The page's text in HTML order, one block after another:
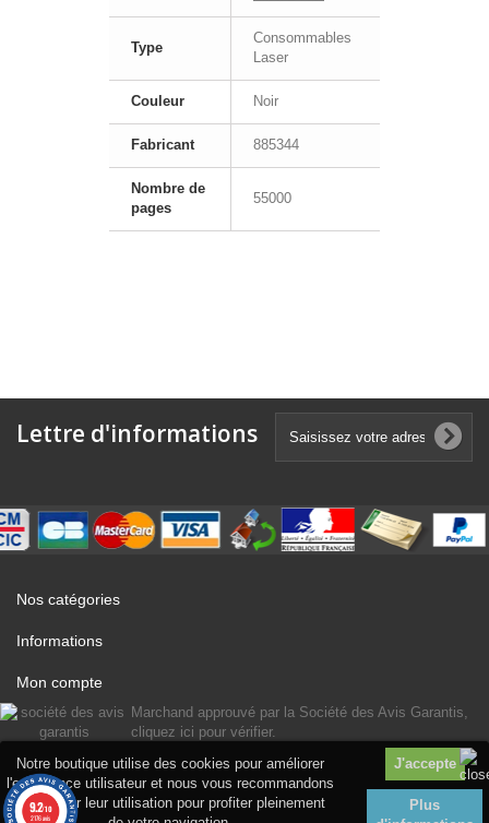
Notre boutique utilise des cookies pour améliorer
l'expérience utilisateur et nous vous recommandons
d'accepter leur utilisation pour profiter pleinement
Plus
Type
Consommables
Laser
Couleur Noir
Fabricant 885344
Nombre de
pages
55000
Lettre d'informations
Nos catégories
Informations
Mon compte
Marchand approuvé par la Société des Avis Garantis,
cliquez ici pour vérifier.
9.2/10
2176 avis